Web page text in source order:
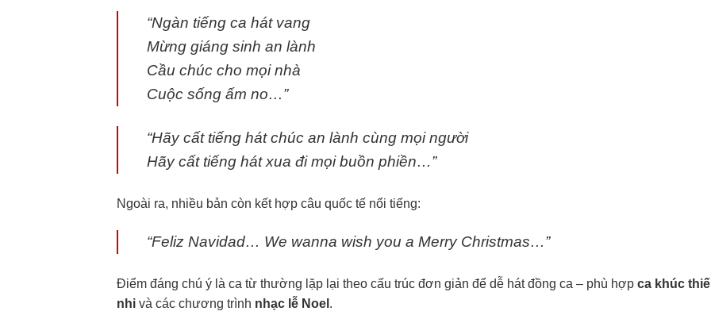
“Ngàn tiếng ca hát vang
Mừng giáng sinh an lành
Cầu chúc cho mọi nhà
Cuộc sống ấm no…”
“Hãy cất tiếng hát chúc an lành cùng mọi người
Hãy cất tiếng hát xua đi mọi buồn phiền…”
Ngoài ra, nhiều bản còn kết hợp câu quốc tế nổi tiếng:
“Feliz Navidad… We wanna wish you a Merry Christmas…”
Điểm đáng chú ý là ca từ thường lặp lại theo cấu trúc đơn giản để dễ hát đồng ca – phù hợp ca khúc
nhi và các chương trình nhạc lễ Noel .